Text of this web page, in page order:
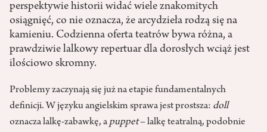
perspektywie historii widać wiele znakomitych
osiągnięć, co nie oznacza, że arcydzieła rodzą się na
kamieniu. Codzienna oferta teatrów bywa różna, a
prawdziwie lalkowy repertuar dla dorosłych wciąż jest
ilościowo skromny.
Problemy zaczynają się już na etapie fundamentalnych
definicji. W języku angielskim sprawa jest prostsza: doll
oznacza lalkę-zabawkę, a puppet– lalkę teatralną, podobnie